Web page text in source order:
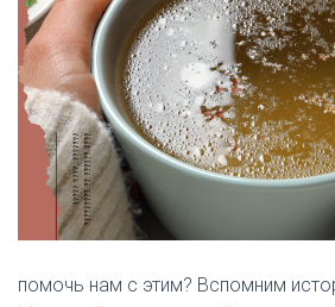
помочь нам с этим? Вспомним